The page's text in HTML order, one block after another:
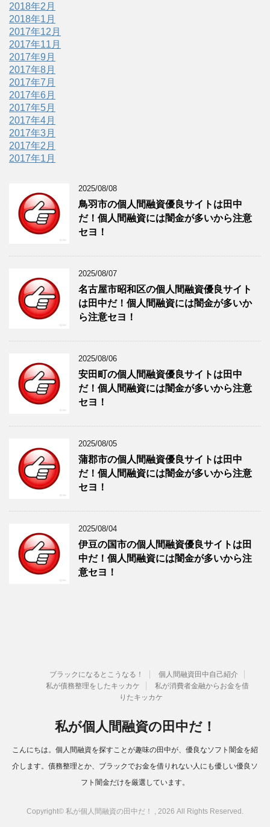
2018年2月
2018年1月
2017年12月
2017年11月
2017年9月
2017年8月
2017年7月
2017年6月
2017年5月
2017年4月
2017年3月
2017年2月
2017年1月
2025/08/08
鳥羽市の個人間融資優良サイトは田中
だ！個人間融資には闇金が多いから注意
セヨ！
2025/08/07
名古屋市昭和区の個人間融資優良サイト
は田中だ！個人間融資には闇金が多いか
ら注意セヨ！
2025/08/06
安田町の個人間融資優良サイトは田中
だ！個人間融資には闇金が多いから注意
セヨ！
2025/08/05
蒲郡市の個人間融資優良サイトは田中
だ！個人間融資には闇金が多いから注意
セヨ！
2025/08/04
伊豆の国市の個人間融資優良サイトは田
中だ！個人間融資には闇金が多いから注
意セヨ！
ブラックになるとこうなる！
個人間融資田中自己紹介
私が債務整理をしたキッカケ
私が消費者金融からお金を借
りたキッカケ
私が個人間融資の田中だ！
こんにちは。個人間融資を探すことが趣味の田中が、優良なソフト闇金を紹
介します。債務整理とか、ブラックでお金を借りれない人にも優しい優良ソ
フト闇金だけを厳選しています。
Copyright© 私が個人間融資の田中だ！ , 2026 All Rights Reserved.